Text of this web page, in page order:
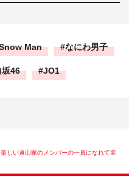
Man なにわ男子
坂46 JO1
しい遠山家のメンバーの一員になれて幸